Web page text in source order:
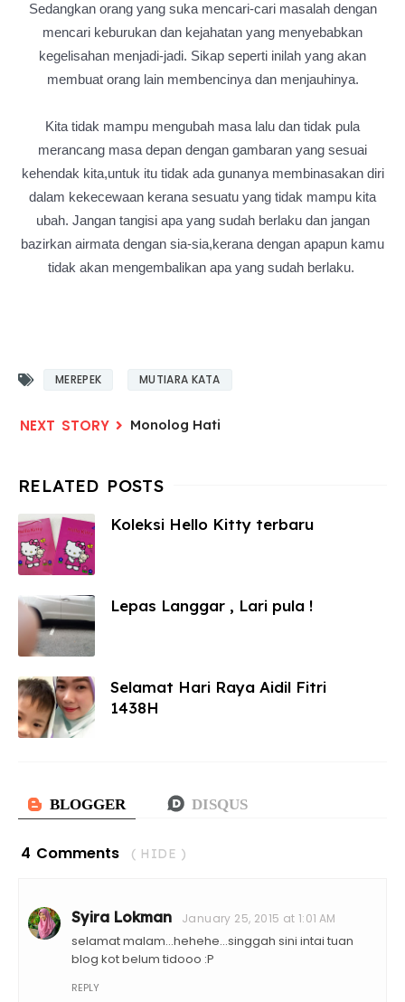
Sedangkan orang yang suka mencari-cari masalah dengan
mencari keburukan dan kejahatan yang menyebabkan
kegelisahan menjadi-jadi. Sikap seperti inilah yang akan
membuat orang lain membencinya dan menjauhinya.
Kita tidak mampu mengubah masa lalu dan tidak pula
merancang masa depan dengan gambaran yang sesuai
kehendak kita,untuk itu tidak ada gunanya membinasakan diri
dalam kekecewaan kerana sesuatu yang tidak mampu kita
ubah. Jangan tangisi apa yang sudah berlaku dan jangan
bazirkan airmata dengan sia-sia,kerana dengan apapun kamu
tidak akan mengembalikan apa yang sudah berlaku.
MEREPEK MUTIARA KATA
Monolog Hati
Koleksi Hello Kitty terbaru
Lepas Langgar , Lari pula !
Selamat Hari Raya Aidil Fitri
1438H
4 Comments ( HIDE )
Syira Lokman January 25, 2015 at 1:01 AM
selamat malam...hehehe...singgah sini intai tuan
blog kot belum tidooo :P
REPLY